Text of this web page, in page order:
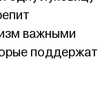
важными
поддержат